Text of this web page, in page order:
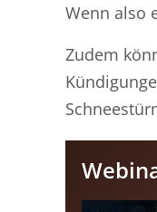
Wenn also
Zudem